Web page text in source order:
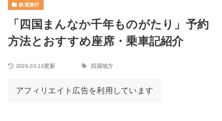
鉄道旅行
「四国まんなか千年ものがたり」予約
方法とおすすめ座席・乗車記紹介
2026.03.10更新 四国地方
アフィリエイト広告を利用しています